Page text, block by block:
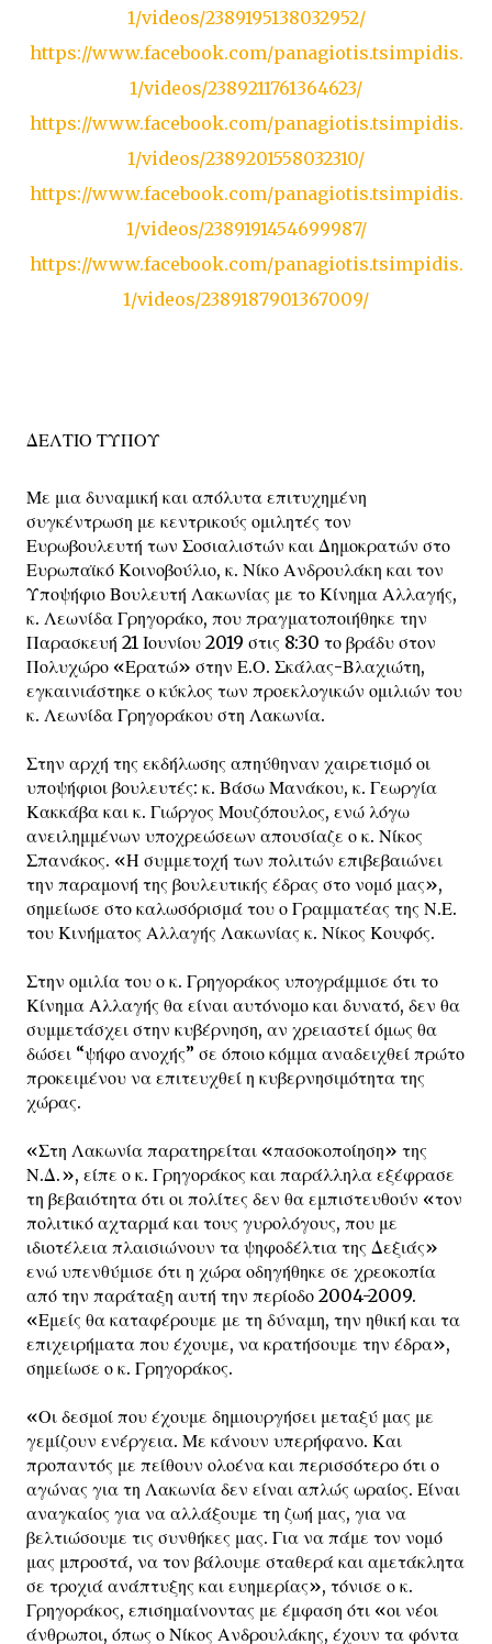
1/videos/2389195138032952/
https://www.facebook.com/panagiotis.tsimpidis.
1/videos/2389211761364623/
https://www.facebook.com/panagiotis.tsimpidis.
1/videos/2389201558032310/
https://www.facebook.com/panagiotis.tsimpidis.
1/videos/2389191454699987/
https://www.facebook.com/panagiotis.tsimpidis.
1/videos/2389187901367009/
ΔΕΛΤΙΟ ΤΥΠΟΥ
Με μια δυναμική και απόλυτα επιτυχημένη
συγκέντρωση με κεντρικούς ομιλητές τον
Ευρωβουλευτή των Σοσιαλιστών και Δημοκρατών στο
Ευρωπαϊκό Κοινοβούλιο, κ. Νίκο Ανδρουλάκη και τον
Υποψήφιο Βουλευτή Λακωνίας με το Κίνημα Αλλαγής,
κ. Λεωνίδα Γρηγοράκο, που πραγματοποιήθηκε την
Παρασκευή 21 Ιουνίου 2019 στις 8:30 το βράδυ στον
Πολυχώρο «Ερατώ» στην Ε.Ο. Σκάλας-Βλαχιώτη,
εγκαινιάστηκε ο κύκλος των προεκλογικών ομιλιών του
κ. Λεωνίδα Γρηγοράκου στη Λακωνία.
Στην αρχή της εκδήλωσης απηύθηναν χαιρετισμό οι
υποψήφιοι βουλευτές: κ. Βάσω Μανάκου, κ. Γεωργία
Κακκάβα και κ. Γιώργος Μουζόπουλος, ενώ λόγω
ανειλημμένων υποχρεώσεων απουσίαζε ο κ. Νίκος
Σπανάκος. «Η συμμετοχή των πολιτών επιβεβαιώνει
την παραμονή της βουλευτικής έδρας στο νομό μας»,
σημείωσε στο καλωσόρισμά του ο Γραμματέας της Ν.Ε.
του Κινήματος Αλλαγής Λακωνίας κ. Νίκος Κουφός.
Στην ομιλία του ο κ. Γρηγοράκος υπογράμμισε ότι το
Κίνημα Αλλαγής θα είναι αυτόνομο και δυνατό, δεν θα
συμμετάσχει στην κυβέρνηση, αν χρειαστεί όμως θα
δώσει “ψήφο ανοχής” σε όποιο κόμμα αναδειχθεί πρώτο
προκειμένου να επιτευχθεί η κυβερνησιμότητα της
χώρας.
«Στη Λακωνία παρατηρείται «πασοκοποίηση» της
Ν.Δ.», είπε ο κ. Γρηγοράκος και παράλληλα εξέφρασε
τη βεβαιότητα ότι οι πολίτες δεν θα εμπιστευθούν «τον
πολιτικό αχταρμά και τους γυρολόγους, που με
ιδιοτέλεια πλαισιώνουν τα ψηφοδέλτια της Δεξιάς»
ενώ υπενθύμισε ότι η χώρα οδηγήθηκε σε χρεοκοπία
από την παράταξη αυτή την περίοδο 2004-2009.
«Εμείς θα καταφέρουμε με τη δύναμη, την ηθική και τα
επιχειρήματα που έχουμε, να κρατήσουμε την έδρα»,
σημείωσε ο κ. Γρηγοράκος.
«Οι δεσμοί που έχουμε δημιουργήσει μεταξύ μας με
γεμίζουν ενέργεια. Με κάνουν υπερήφανο. Και
προπαντός με πείθουν ολοένα και περισσότερο ότι ο
αγώνας για τη Λακωνία δεν είναι απλώς ωραίος. Είναι
αναγκαίος για να αλλάξουμε τη ζωή μας, για να
βελτιώσουμε τις συνθήκες μας. Για να πάμε τον νομό
μας μπροστά, να τον βάλουμε σταθερά και αμετάκλητα
σε τροχιά ανάπτυξης και ευημερίας», τόνισε ο κ.
Γρηγοράκος, επισημαίνοντας με έμφαση ότι «οι νέοι
άνθρωποι, όπως ο Νίκος Ανδρουλάκης, έχουν τα φόντα